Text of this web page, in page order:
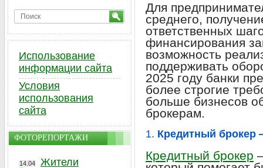
Для
среднего,
ответственных
финансирования
возможность
поддерживать
2025 году банки
более строгие
больше бизнесов
брокерам.
1. Кредитный брокер
Кредитный брокер
Использование
информации сайта
Условия
использования
сайта
ФОТОРЕПОРТАЖИ
14.04
Жители